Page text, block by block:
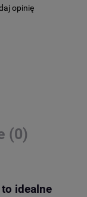
opinię
(0)
idealne